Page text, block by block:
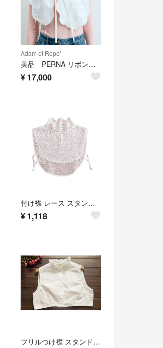
Adam et Rope'
美品 PERNA リボンレース付け襟
¥ 17,000
付け襟 レース スタンドカラー kcollar03
¥ 1,118
フリルつけ襟 スタンドカラー tsukeeri2